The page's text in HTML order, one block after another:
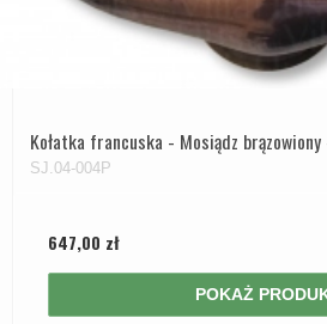
Kołatka francuska - Mosiądz
SJ.04-004P
647,00 zł
POKAŻ